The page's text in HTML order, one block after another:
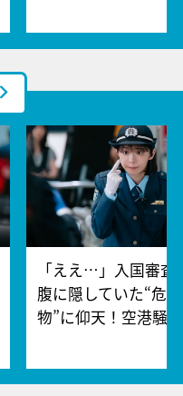
「ええ…」入国審査
腹に隠していた“危
物”に仰天！空港騒